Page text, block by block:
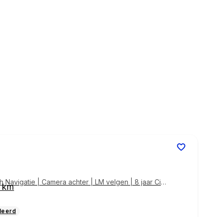
Navigatie | Camera achter | LM velgen | 8 jaar Citr
km